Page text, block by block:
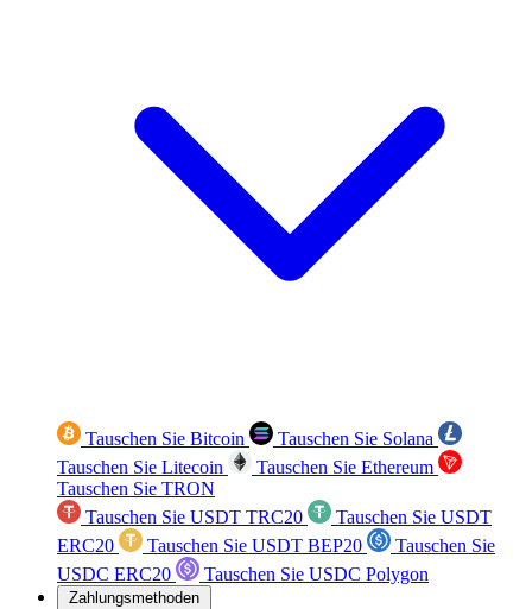
Tauschen Sie Bitcoin
Tauschen Sie Solana
Tauschen Sie Litecoin
Tauschen Sie Ethereum
Tauschen Sie TRON
Tauschen Sie USDT TRC20
Tauschen Sie USDT
ERC20
Tauschen Sie USDT BEP20
Tauschen Sie
USDC ERC20
Tauschen Sie USDC Polygon
Zahlungsmethoden